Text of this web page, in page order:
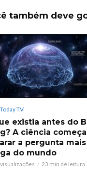
também deve
TV
existia antes do
A ciência
a pergunta mais
do mundo
23 min de leitura